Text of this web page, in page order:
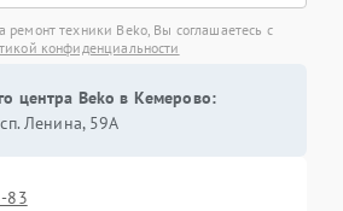
ремонт техники Beko, Вы соглашаетесь с
конфиденциальности
центра Beko в Кемерово:
Ленина, 59А
83